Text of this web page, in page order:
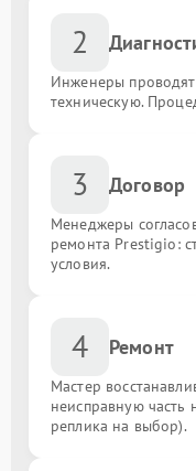
2
Инженеры
техническую.
3 Договор
Менеджеры
ремонта Prestigio:
условия.
4 Ремонт
Мастер
неисправную часть
реплика на выбор).